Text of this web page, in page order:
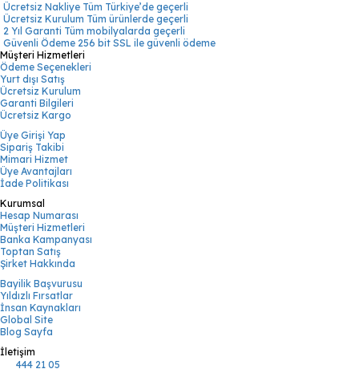
Ücretsiz Nakliye Tüm Türkiye’de geçerli
Ücretsiz Kurulum Tüm ürünlerde geçerli
2 Yıl Garanti Tüm mobilyalarda geçerli
Güvenli Ödeme 256 bit SSL ile güvenli ödeme
Müşteri Hizmetleri
Ödeme Seçenekleri
Yurt dışı Satış
Ücretsiz Kurulum
Garanti Bilgileri
Ücretsiz Kargo
Üye Girişi Yap
Sipariş Takibi
Mimari Hizmet
Üye Avantajları
İade Politikası
Kurumsal
Hesap Numarası
Müşteri Hizmetleri
Banka Kampanyası
Toptan Satış
Şirket Hakkında
Bayilik Başvurusu
Yıldızlı Fırsatlar
İnsan Kaynakları
Global Site
Blog Sayfa
İletişim
444 21 05